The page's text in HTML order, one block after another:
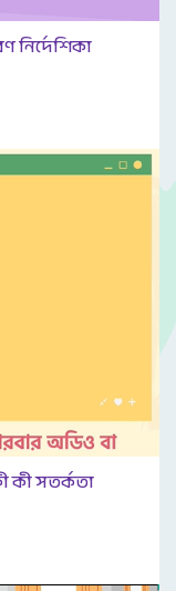
নির্দেশিকা
কী সতর্কতা